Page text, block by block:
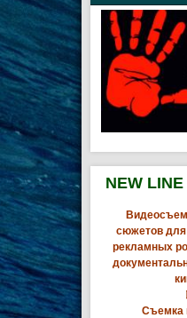
NEW
сюжетов для
рекламных
Съемка